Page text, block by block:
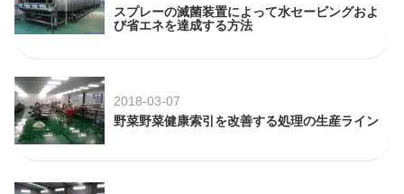
スプレーの滅菌装置によって水セービングおよ
び省エネを達成する方法
2018-03-07
野菜野菜健康索引を改善する処理の生産ライン